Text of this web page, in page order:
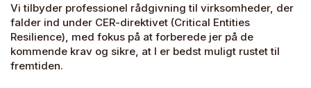
Vi tilbyder professionel rådgivning til virksomheder, der
falder ind under CER-direktivet (Critical Entities
Resilience), med fokus på at forberede jer på de
kommende krav og sikre, at I er bedst muligt rustet til
fremtiden.